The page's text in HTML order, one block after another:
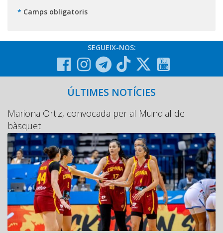
* Camps obligatoris
SEGUEIX-NOS:
ÚLTIMES NOTÍCIES
Mariona Ortiz, convocada per al Mundial de
bàsquet